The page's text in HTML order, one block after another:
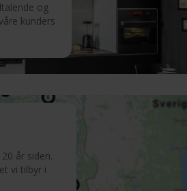
og
kunders
år siden.
vi tilbyr i